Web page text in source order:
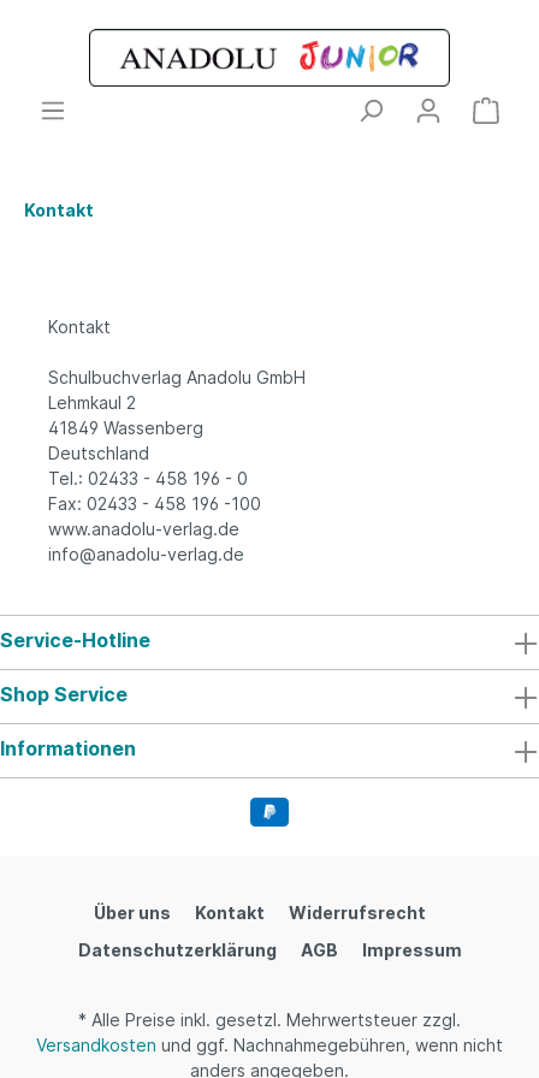
Kontakt
Kontakt
Schulbuchverlag Anadolu GmbH
Lehmkaul 2
41849 Wassenberg
Deutschland
Tel.: 02433 - 458 196 - 0
Fax: 02433 - 458 196 -100
www.anadolu-verlag.de
info@anadolu-verlag.de
Service-Hotline
Shop Service
Informationen
Über uns Kontakt
Widerrufsrecht
Datenschutzerklärung
AGB Impressum
* Alle Preise inkl. gesetzl. Mehrwertsteuer zzgl.
Versandkosten und ggf. Nachnahmegebühren, wenn nicht
anders angegeben.